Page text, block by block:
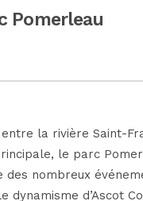
Pomerleau
entre la rivière Saint-
le parc
des nombreux
dynamisme d’Ascot